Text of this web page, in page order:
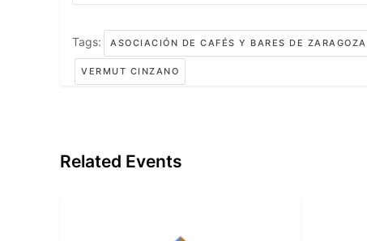
Tags: ASOCIACIÓN DE CAFÉS Y BARES DE ZARAGOZA
VERMUT CINZANO
Related Events